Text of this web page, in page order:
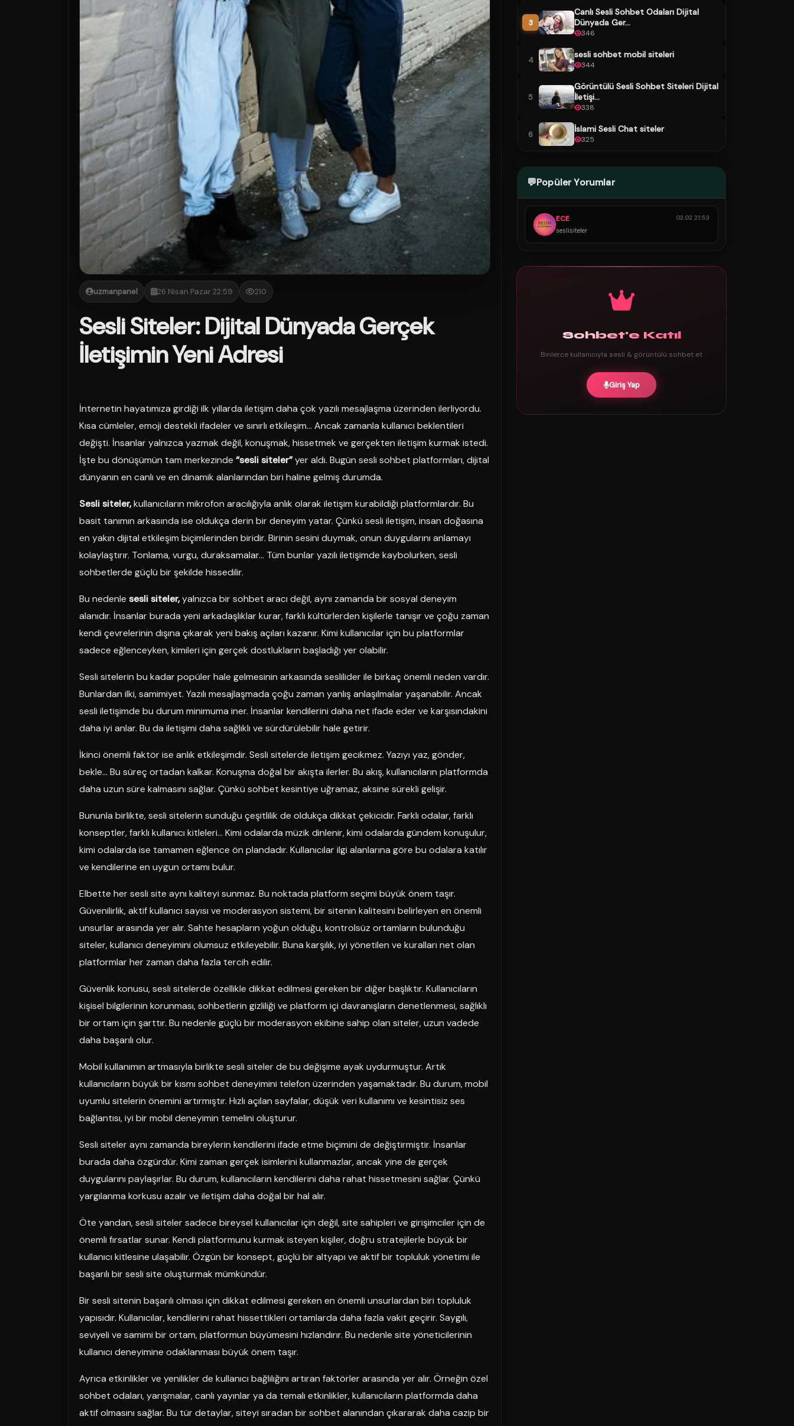
uzmanpanel 26 Nisan Pazar 22:59 210
Sesli Siteler: Dijital Dünyada Gerçek
İletişimin Yeni Adresi
İnternetin hayatımıza girdiği ilk yıllarda iletişim daha çok yazılı mesajlaşma üzerinden ilerliyordu.
Kısa cümleler, emoji destekli ifadeler ve sınırlı etkileşim… Ancak zamanla kullanıcı beklentileri
değişti. İnsanlar yalnızca yazmak değil, konuşmak, hissetmek ve gerçekten iletişim kurmak istedi.
İşte bu dönüşümün tam merkezinde “sesli siteler”yer aldı. Bugün sesli sohbet platformları, dijital
dünyanın en canlı ve en dinamik alanlarından biri haline gelmiş durumda.
Sesli siteler,kullanıcıların mikrofon aracılığıyla anlık olarak iletişim kurabildiği platformlardır. Bu
basit tanımın arkasında ise oldukça derin bir deneyim yatar. Çünkü sesli iletişim, insan doğasına
en yakın dijital etkileşim biçimlerinden biridir. Birinin sesini duymak, onun duygularını anlamayı
kolaylaştırır. Tonlama, vurgu, duraksamalar… Tüm bunlar yazılı iletişimde kaybolurken, sesli
sohbetlerde güçlü bir şekilde hissedilir.
Bu nedenle sesli siteler,yalnızca bir sohbet aracı değil, aynı zamanda bir sosyal deneyim
alanıdır. İnsanlar burada yeni arkadaşlıklar kurar, farklı kültürlerden kişilerle tanışır ve çoğu zaman
kendi çevrelerinin dışına çıkarak yeni bakış açıları kazanır. Kimi kullanıcılar için bu platformlar
sadece eğlenceyken, kimileri için gerçek dostlukların başladığı yer olabilir.
Sesli sitelerin bu kadar popüler hale gelmesinin arkasında seslilider ile birkaç önemli neden vardır.
Bunlardan ilki, samimiyet. Yazılı mesajlaşmada çoğu zaman yanlış anlaşılmalar yaşanabilir. Ancak
sesli iletişimde bu durum minimuma iner. İnsanlar kendilerini daha net ifade eder ve karşısındakini
daha iyi anlar. Bu da iletişimi daha sağlıklı ve sürdürülebilir hale getirir.
İkinci önemli faktör ise anlık etkileşimdir. Sesli sitelerde iletişim gecikmez. Yazıyı yaz, gönder,
bekle… Bu süreç ortadan kalkar. Konuşma doğal bir akışta ilerler. Bu akış, kullanıcıların platformda
daha uzun süre kalmasını sağlar. Çünkü sohbet kesintiye uğramaz, aksine sürekli gelişir.
Bununla birlikte, sesli sitelerin sunduğu çeşitlilik de oldukça dikkat çekicidir. Farklı odalar, farklı
konseptler, farklı kullanıcı kitleleri… Kimi odalarda müzik dinlenir, kimi odalarda gündem konuşulur,
kimi odalarda ise tamamen eğlence ön plandadır. Kullanıcılar ilgi alanlarına göre bu odalara katılır
ve kendilerine en uygun ortamı bulur.
Elbette her sesli site aynı kaliteyi sunmaz. Bu noktada platform seçimi büyük önem taşır.
Güvenilirlik, aktif kullanıcı sayısı ve moderasyon sistemi, bir sitenin kalitesini belirleyen en önemli
unsurlar arasında yer alır. Sahte hesapların yoğun olduğu, kontrolsüz ortamların bulunduğu
siteler, kullanıcı deneyimini olumsuz etkileyebilir. Buna karşılık, iyi yönetilen ve kuralları net olan
platformlar her zaman daha fazla tercih edilir.
Güvenlik konusu, sesli sitelerde özellikle dikkat edilmesi gereken bir diğer başlıktır. Kullanıcıların
kişisel bilgilerinin korunması, sohbetlerin gizliliği ve platform içi davranışların denetlenmesi, sağlıklı
bir ortam için şarttır. Bu nedenle güçlü bir moderasyon ekibine sahip olan siteler, uzun vadede
daha başarılı olur.
Mobil kullanımın artmasıyla birlikte sesli siteler de bu değişime ayak uydurmuştur. Artık
kullanıcıların büyük bir kısmı sohbet deneyimini telefon üzerinden yaşamaktadır. Bu durum, mobil
uyumlu sitelerin önemini artırmıştır. Hızlı açılan sayfalar, düşük veri kullanımı ve kesintisiz ses
bağlantısı, iyi bir mobil deneyimin temelini oluşturur.
Sesli siteler aynı zamanda bireylerin kendilerini ifade etme biçimini de değiştirmiştir. İnsanlar
burada daha özgürdür. Kimi zaman gerçek isimlerini kullanmazlar, ancak yine de gerçek
duygularını paylaşırlar. Bu durum, kullanıcıların kendilerini daha rahat hissetmesini sağlar. Çünkü
yargılanma korkusu azalır ve iletişim daha doğal bir hal alır.
Öte yandan, sesli siteler sadece bireysel kullanıcılar için değil, site sahipleri ve girişimciler için de
önemli fırsatlar sunar. Kendi platformunu kurmak isteyen kişiler, doğru stratejilerle büyük bir
kullanıcı kitlesine ulaşabilir. Özgün bir konsept, güçlü bir altyapı ve aktif bir topluluk yönetimi ile
başarılı bir sesli site oluşturmak mümkündür.
Bir sesli sitenin başarılı olması için dikkat edilmesi gereken en önemli unsurlardan biri topluluk
yapısıdır. Kullanıcılar, kendilerini rahat hissettikleri ortamlarda daha fazla vakit geçirir. Saygılı,
seviyeli ve samimi bir ortam, platformun büyümesini hızlandırır. Bu nedenle site yöneticilerinin
kullanıcı deneyimine odaklanması büyük önem taşır.
Ayrıca etkinlikler ve yenilikler de kullanıcı bağlılığını artıran faktörler arasında yer alır. Örneğin özel
sohbet odaları, yarışmalar, canlı yayınlar ya da temalı etkinlikler, kullanıcıların platformda daha
aktif olmasını sağlar. Bu tür detaylar, siteyi sıradan bir sohbet alanından çıkararak daha cazip bir
3
Canlı Sesli Sohbet Odaları Dijital
Dünyada Ger...
346
4 sesli sohbet mobil siteleri
344
5
Görüntülü Sesli Sohbet Siteleri Dijital
İletişi...
338
6 İslami Sesli Chat siteler
325
💬Popüler Yorumlar
ECE
seslisiteler
02.02 21:53
Sohbet'e Katıl
Binlerce kullanıcıyla sesli & görüntülü sohbet et
Giriş Yap